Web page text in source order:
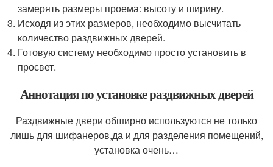
замерять размеры проема: высоту и ширину.
Исходя из этих размеров, необходимо высчитать
количество раздвижных дверей.
Готовую систему необходимо просто установить в
просвет.
Аннотация по установке раздвижных дверей
Раздвижные двери обширно используются не только
лишь для шифанеров,да и для разделения помещений,
установка очень…